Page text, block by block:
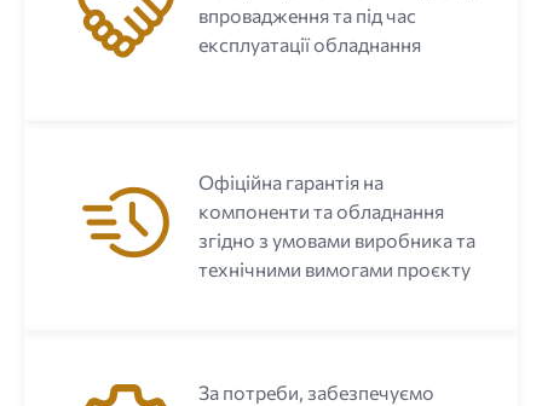
впровадження та під час
експлуатації обладнання
Офіційна гарантія на
компоненти та обладнання
згідно з умовами виробника та
технічними вимогами проєкту
За потреби, забезпечуємо